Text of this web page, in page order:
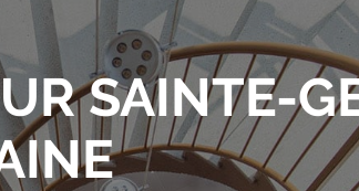
SAINTE-